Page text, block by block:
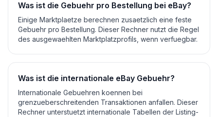
Was ist die Gebuehr pro Bestellung bei eBay?
Einige Marktplaetze berechnen zusaetzlich eine feste
Gebuehr pro Bestellung. Dieser Rechner nutzt die Regel
des ausgewaehlten Marktplatzprofils, wenn verfuegbar.
Was ist die internationale eBay Gebuehr?
Internationale Gebuehren koennen bei
grenzueberschreitenden Transaktionen anfallen. Dieser
Rechner unterstuetzt internationale Tabellen der Listing-